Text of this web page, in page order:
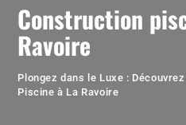
Construction
Ravoire
Plongez dans le Luxe :
Piscine à La Ravoire